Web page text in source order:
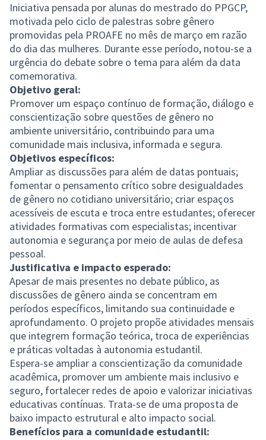
Iniciativa pensada por alunas do mestrado do PPGCP,
motivada pelo ciclo de palestras sobre gênero
promovidas pela PROAFE no mês de março em razão
do dia das mulheres. Durante esse período, notou-se a
urgência do debate sobre o tema para além da data
comemorativa.
Objetivo geral:
Promover um espaço contínuo de formação, diálogo e
conscientização sobre questões de gênero no
ambiente universitário, contribuindo para uma
comunidade mais inclusiva, informada e segura.
Objetivos específicos:
Ampliar as discussões para além de datas pontuais;
fomentar o pensamento crítico sobre desigualdades
de gênero no cotidiano universitário; criar espaços
acessíveis de escuta e troca entre estudantes; oferecer
atividades formativas com especialistas; incentivar
autonomia e segurança por meio de aulas de defesa
pessoal.
Justificativa e impacto esperado:
Apesar de mais presentes no debate público, as
discussões de gênero ainda se concentram em
períodos específicos, limitando sua continuidade e
aprofundamento. O projeto propõe atividades mensais
que integrem formação teórica, troca de experiências
e práticas voltadas à autonomia estudantil.
Espera-se ampliar a conscientização da comunidade
acadêmica, promover um ambiente mais inclusivo e
seguro, fortalecer redes de apoio e valorizar iniciativas
educativas contínuas. Trata-se de uma proposta de
baixo impacto estrutural e alto impacto social.
Benefícios para a comunidade estudantil: